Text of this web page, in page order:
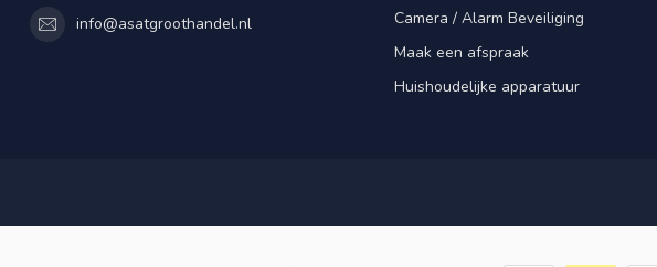
info@asatgroothandel.nl
Camera / Alarm Beveiliging
Maak een afspraak
Huishoudelijke apparatuur